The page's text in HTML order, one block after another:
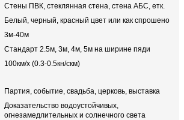
Стены ПВК, стеклянная стена, стена АБС, етк.
Белый, черный, красный цвет или как спрошено
3м-40м
Стандарт 2.5м, 3м, 4м, 5м на ширине пяди
100км/х (0.3-0.5кн/скм)
Партия, событие, свадьба, церковь, выставка
Доказательство водоустойчивых,
огнезамедлительных и солнечного света